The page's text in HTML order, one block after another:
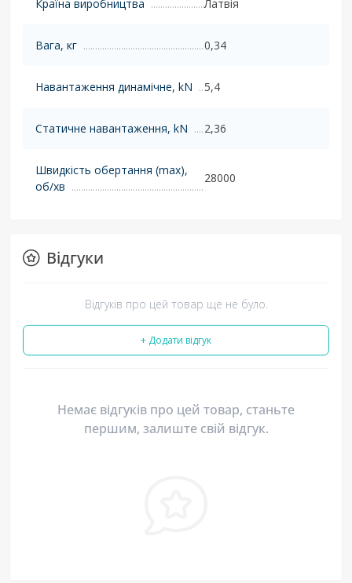
Країна виробництва Латвія
Вага, кг 0,34
Навантаження динамічне, kN 5,4
Статичне навантаження, kN 2,36
Швидкість обертання (max),
об/хв
28000
Відгуки
Відгуків про цей товар ще не було.
+ Додати відгук
Немає відгуків про цей товар, станьте
першим, залиште свій відгук.